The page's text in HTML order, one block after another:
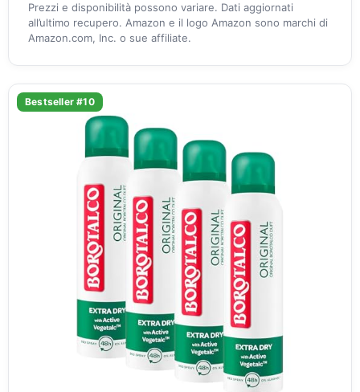
Prezzi e disponibilità possono variare. Dati aggiornati
all’ultimo recupero. Amazon e il logo Amazon sono marchi di
Amazon.com, Inc. o sue affiliate.
Bestseller #10